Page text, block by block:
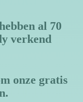
al 70
verkend
onze gratis